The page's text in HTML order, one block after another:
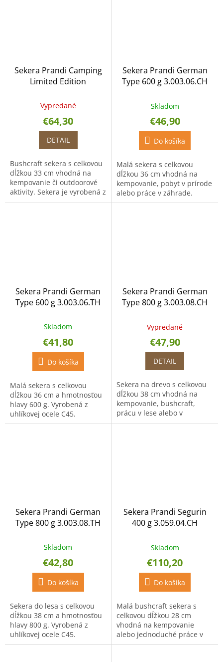
Sekera Prandi Camping
Limited Edition
3.051.05.DH
Vypredané
€64,30
DETAIL
Bushcraft sekera s celkovou
dĺžkou 33 cm vhodná na
kempovanie či outdoorové
aktivity. Sekera je vyrobená z
uhlíkovej ocele.
Sekera Prandi German
Type 600 g 3.003.06.CH
Skladom
€46,90
Do košíka
Malá sekera s celkovou
dĺžkou 36 cm vhodná na
kempovanie, pobyt v prírode
alebo práce v záhrade.
Sekera je vyrobená z
Sekera Prandi German
Type 600 g 3.003.06.TH
Skladom
€41,80
Do košíka
Malá sekera s celkovou
dĺžkou 36 cm a hmotnosťou
hlavy 600 g. Vyrobená z
uhlíkovej ocele C45.
Sekera Prandi German
Type 800 g 3.003.08.CH
Vypredané
€47,90
DETAIL
Sekera na drevo s celkovou
dĺžkou 38 cm vhodná na
kempovanie, bushcraft,
prácu v lese alebo v
záhrade. Sekera je vyrobená
Sekera Prandi German
Type 800 g 3.003.08.TH
Skladom
€42,80
Do košíka
Sekera do lesa s celkovou
dĺžkou 38 cm a hmotnosťou
hlavy 800 g. Vyrobená z
uhlíkovej ocele C45.
Sekera Prandi Segurin
400 g 3.059.04.CH
Skladom
€110,20
Do košíka
Malá bushcraft sekera s
celkovou dĺžkou 28 cm
vhodná na kempovanie
alebo jednoduché práce v
záhrade. Sekera je kovaná z